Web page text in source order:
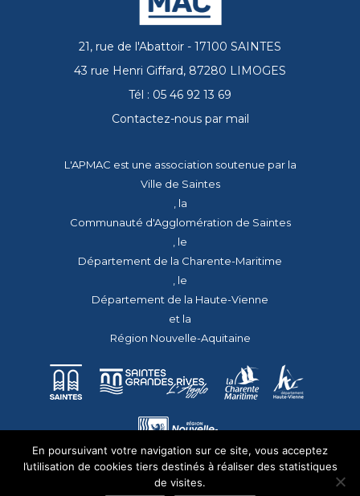
21, rue de l'Abattoir - 17100 SAINTES
43 rue Henri Giffard, 87280 LIMOGES
Tél : 05 46 92 13 69
Contactez-nous par mail
L'APMAC est une association soutenue par la
Ville de Saintes
, la
Communauté d'Agglomération de Saintes
, le
Département de la Charente-Maritime
, le
Département de la Haute-Vienne
et la
Région Nouvelle-Aquitaine
En poursuivant votre navigation sur ce site, vous acceptez
l’utilisation de cookies tiers destinés à réaliser des statistiques
de visites.